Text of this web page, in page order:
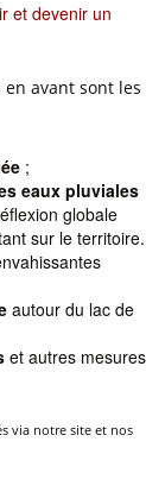
et devenir un
avant sont les
;
eaux pluviales
globale
sur le territoire.
autour du lac de
et autres mesures
via notre site et nos